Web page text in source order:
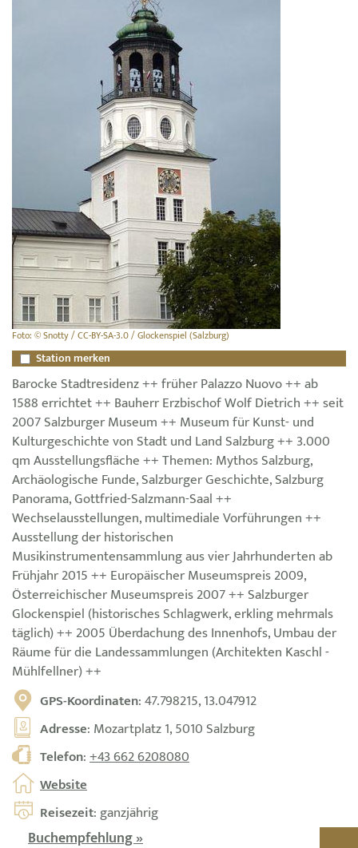
Foto: © Snotty / CC-BY-SA-3.0 / Glockenspiel (Salzburg)
Station merken
Barocke Stadtresidenz ++ früher Palazzo Nuovo ++ ab
1588 errichtet ++ Bauherr Erzbischof Wolf Dietrich ++ seit
2007 Salzburger Museum ++ Museum für Kunst- und
Kulturgeschichte von Stadt und Land Salzburg ++ 3.000
qm Ausstellungsfläche ++ Themen: Mythos Salzburg,
Archäologische Funde, Salzburger Geschichte, Salzburg
Panorama, Gottfried-Salzmann-Saal ++
Wechselausstellungen, multimediale Vorführungen ++
Ausstellung der historischen
Musikinstrumentensammlung aus vier Jahrhunderten ab
Frühjahr 2015 ++ Europäischer Museumspreis 2009,
Österreichischer Museumspreis 2007 ++ Salzburger
Glockenspiel (historisches Schlagwerk, erkling mehrmals
täglich) ++ 2005 Überdachung des Innenhofs, Umbau der
Räume für die Landessammlungen (Architekten Kaschl -
Mühlfellner) ++
GPS-Koordinaten: 47.798215, 13.047912
Adresse: Mozartplatz 1, 5010 Salzburg
Telefon:+43 662 6208080
Website
Reisezeit: ganzjährig
Buchempfehlung »